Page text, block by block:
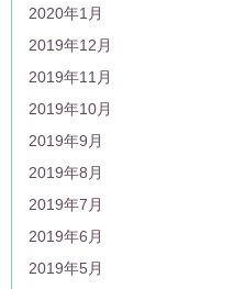
2020年1月
2019年12月
2019年11月
2019年10月
2019年9月
2019年8月
2019年7月
2019年6月
2019年5月